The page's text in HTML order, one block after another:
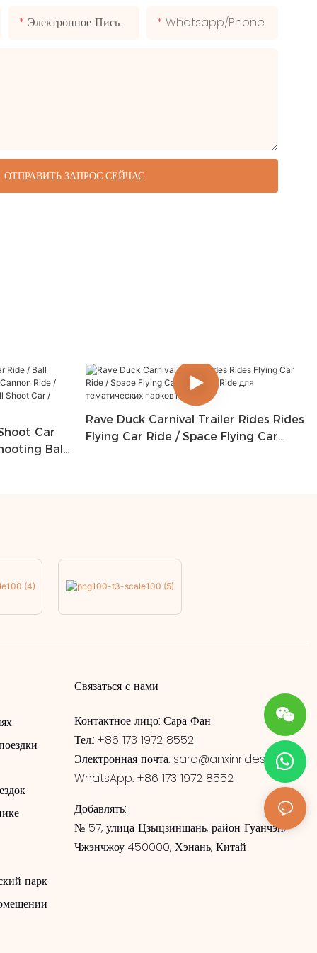
Электронное Письмо Whatsapp/phone
ОТПРАВИТЬ ЗАПРОС СЕЙЧАС
Car
Ball
Rave Duck Carnival Trailer Rides Rides
Flying Car Ride / Space Flying Car
парк
Связаться с нами
Контактное лицо: Сара Фан
Тел.: +86 173 1972 8552
Электронная почта: sara@anxinrides.com
WhatsApp: +86 173 1972 8552
Добавлять:
№ 57, улица Цзыцзиншань, район Гуанчэн,
Чжэнчжоу 450000, Хэнань, Китай